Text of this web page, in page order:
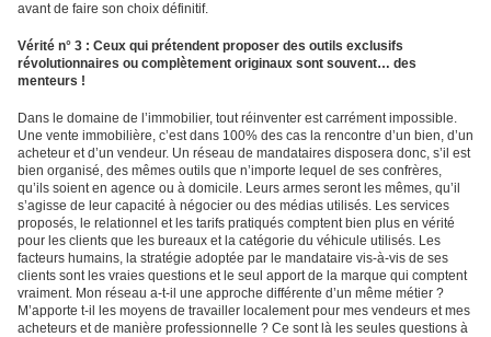
avant de faire son choix définitif.
Vérité n° 3 : Ceux qui prétendent proposer des outils exclusifs
révolutionnaires ou complètement originaux sont souvent… des
menteurs !
Dans le domaine de l’immobilier, tout réinventer est carrément impossible.
Une vente immobilière, c’est dans 100% des cas la rencontre d’un bien, d’un
acheteur et d’un vendeur. Un réseau de mandataires disposera donc, s’il est
bien organisé, des mêmes outils que n’importe lequel de ses confrères,
qu’ils soient en agence ou à domicile. Leurs armes seront les mêmes, qu’il
s’agisse de leur capacité à négocier ou des médias utilisés. Les services
proposés, le relationnel et les tarifs pratiqués comptent bien plus en vérité
pour les clients que les bureaux et la catégorie du véhicule utilisés. Les
facteurs humains, la stratégie adoptée par le mandataire vis-à-vis de ses
clients sont les vraies questions et le seul apport de la marque qui comptent
vraiment. Mon réseau a-t-il une approche différente d’un même métier ?
M’apporte t-il les moyens de travailler localement pour mes vendeurs et mes
acheteurs etde manière professionnelle ? Ce sont là les seules questions à